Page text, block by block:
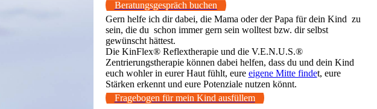
Beratungsgespräch buchen
Gern helfe ich dir dabei, die Mama oder der Papa für dein Kind zu
sein, die du schon immer gern sein wolltest bzw. dir selbst
gewünscht hättest.
Die KinFlex® Reflextherapie und die V.E.N.U.S.®
Zentrierungstherapie können dabei helfen, dass du und dein Kind
euch wohler in eurer Haut fühlt, eure eigene Mitte findet, eure
Stärken erkennt und eure Potenziale nutzen könnt.
Fragebogen für mein Kind ausfüllem